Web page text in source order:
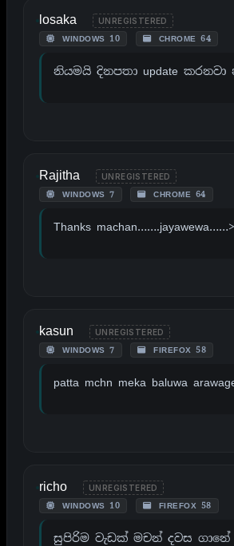
losaka UNREGISTERED
WINDOWS 10 CHROME 64
නියමයි දිනපතා update
Rajitha UNREGISTERED
WINDOWS 7 CHROME 64
Thanks
kasun UNREGISTERED
WINDOWS 7 FIREFOX 58
patta mchn meka baluwa
richo UNREGISTERED
WINDOWS 10 FIREFOX 58
සුපිරිම වැඩක් මචන් දවස